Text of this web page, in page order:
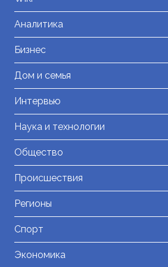
Аналитика
Бизнес
Дом и семья
Интервью
Наука и технологии
Общество
Происшествия
Регионы
Спорт
Экономика